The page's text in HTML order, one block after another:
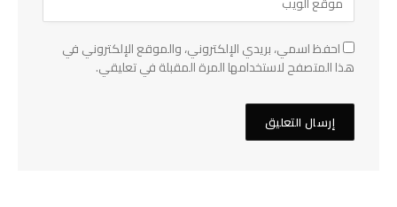
احفظ اسمي، بريدي الإلكتروني، والموقع الإلكتروني في
هذا المتصفح لاستخدامها المرة المقبلة في تعليقي.